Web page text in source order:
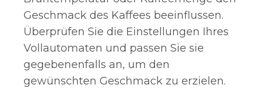
Geschmack des Kaffees beeinflussen.
Überprüfen Sie die Einstellungen Ihres
Vollautomaten und passen Sie sie
gegebenenfalls an, um den
gewünschten Geschmack zu erzielen.